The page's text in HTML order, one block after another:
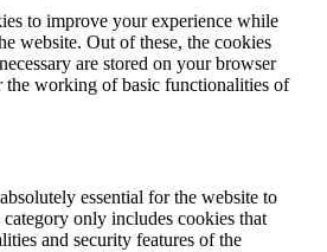
to improve your experience while
website. Out of these, the cookies
are stored on your browser
the working of basic functionalities of
essential for the website to
only includes cookies that
and security features of the